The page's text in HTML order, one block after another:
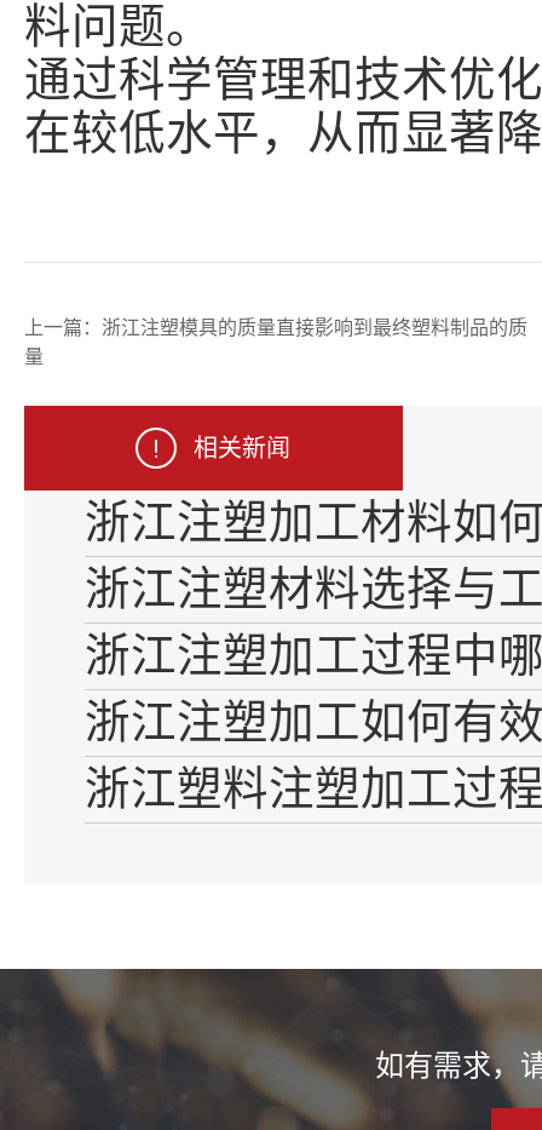
料问题。
通过科学管理和技术优
在较低水平，从而显著
上一篇： 浙江注塑模具的质量直接影响到最终塑料制品的质
量
相关新闻
浙江注塑加工材料如
浙江注塑材料选择与
浙江注塑加工过程中
浙江注塑加工如何有
浙江塑料注塑加工过
如有需求，